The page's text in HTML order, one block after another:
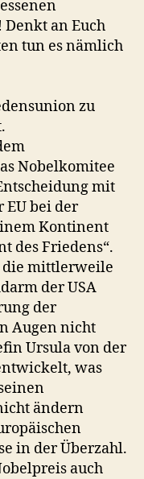
an Euch
tun es nämlich
zu
Nobelkomitee
mit
EU bei der
Kontinent
des Friedens“.
die mittlerweile
der USA
der
Augen nicht
Ursula von der
was
ändern
in der Überzahl.
auch